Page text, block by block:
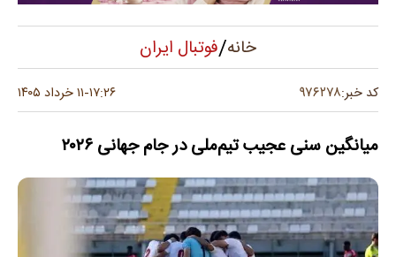
خانه/فوتبال ایران
کد خبر:۹۷۶۲۷۸ ۱۷:۲۶-۱۱ خرداد ۱۴۰۵
میانگین سنی عجیب تیم‌ملی در جام جهانی ۲۰۲۶